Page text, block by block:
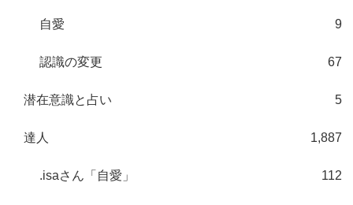
自愛 9
認識の変更 67
潜在意識と占い 5
達人 1,887
.isaさん「自愛」 112